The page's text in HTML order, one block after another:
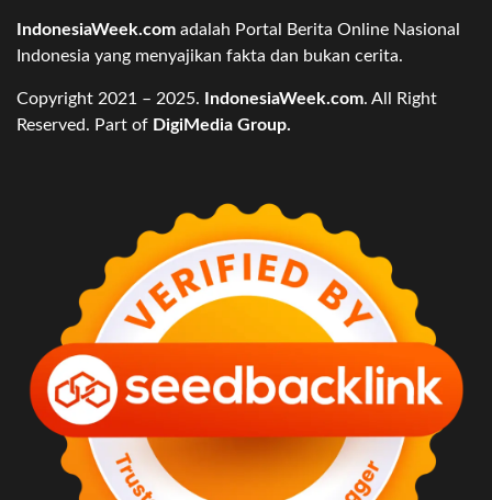
IndonesiaWeek.com adalah Portal Berita Online Nasional
Indonesia yang menyajikan fakta dan bukan cerita.
Copyright 2021 – 2025. IndonesiaWeek.com. All Right
Reserved. Part of DigiMedia Group.